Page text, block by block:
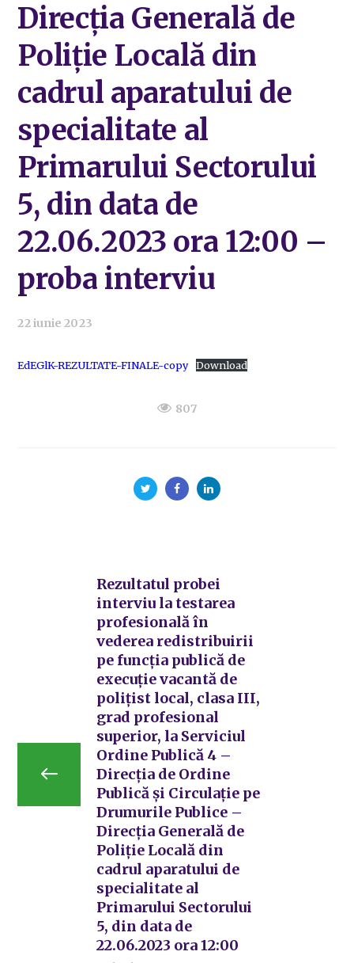
Direcția Generală de
Poliție Locală din
cadrul aparatului de
specialitate al
Primarului Sectorului
5, din data de
22.06.2023 ora 12:00 –
proba interviu
22 iunie 2023
EdEGlK-REZULTATE-FINALE-copy Download
807
Rezultatul probei
interviu la testarea
profesională în
vederea redistribuirii
pe funcția publică de
execuție vacantă de
polițist local, clasa III,
grad profesional
superior, la Serviciul
Ordine Publică 4 –
Direcția de Ordine
Publică și Circulație pe
Drumurile Publice –
Direcția Generală de
Poliție Locală din
cadrul aparatului de
specialitate al
Primarului Sectorului
5, din data de
22.06.2023 ora 12:00